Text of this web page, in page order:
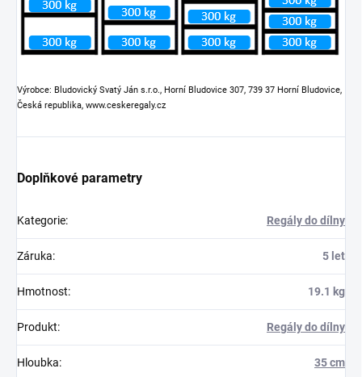
Výrobce: Bludovický Svatý Ján s.r.o., Horní Bludovice 307, 739 37 Horní Bludovice,
Česká republika, www.ceskeregaly.cz
Doplňkové parametry
Kategorie: Regály do dílny
Záruka: 5 let
Hmotnost: 19.1 kg
Produkt: Regály do dílny
Hloubka: 35 cm